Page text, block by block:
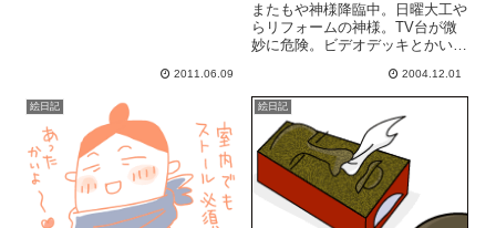
2011.06.09
またもや神様降臨中。日曜大工や
らリフォームの神様。TV台が微
妙に危険。ビデオデッキとかいっ
とﾔﾊﾞｲ。前々から、これを作り
たいと思ってたんだが考えてると
段々あれもこれもしたくなってき
た。机を解体してTV台にする...
2004.12.01
絵日記 絵日記